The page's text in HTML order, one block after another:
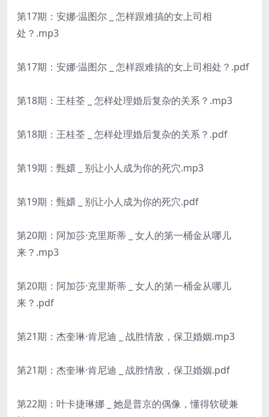
第17期：安娜·温图尔 _ 怎样跟难搞的女上司相
处？.mp3
第17期：安娜·温图尔 _ 怎样跟难搞的女上司相处？.pdf
第18期：王桂荃 _ 怎样处理婚后复杂的关系？.mp3
第18期：王桂荃 _ 怎样处理婚后复杂的关系？.pdf
第19期：甄嬛 _ 别让小人成为你的死穴.mp3
第19期：甄嬛 _ 别让小人成为你的死穴.pdf
第20期：阿加莎·克里斯蒂 _ 女人的第一桶金从哪儿
来？.mp3
第20期：阿加莎·克里斯蒂 _ 女人的第一桶金从哪儿
来？.pdf
第21期：杰奎琳·肯尼迪 _ 战胜情敌，保卫婚姻.mp3
第21期：杰奎琳·肯尼迪 _ 战胜情敌，保卫婚姻.pdf
第22期：叶卡捷琳娜 _ 她是普京的偶像，懂得软硬兼